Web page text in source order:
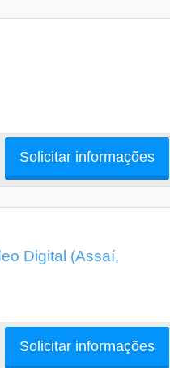
Solicitar informações
Digital (Assaí,
Solicitar informações